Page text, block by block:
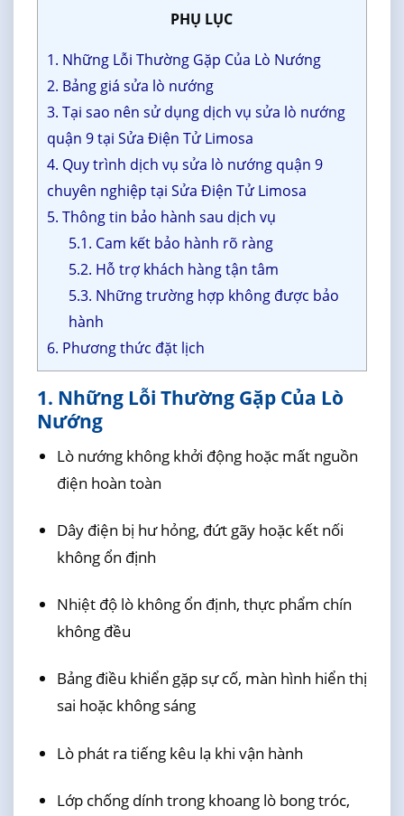
PHỤ LỤC
1. Những Lỗi Thường Gặp Của Lò Nướng
2. Bảng giá sửa lò nướng
3. Tại sao nên sử dụng dịch vụ sửa lò nướng
quận 9 tại Sửa Điện Tử Limosa
4. Quy trình dịch vụ sửa lò nướng quận 9
chuyên nghiệp tại Sửa Điện Tử Limosa
5. Thông tin bảo hành sau dịch vụ
5.1. Cam kết bảo hành rõ ràng
5.2. Hỗ trợ khách hàng tận tâm
5.3. Những trường hợp không được bảo
hành
6. Phương thức đặt lịch
1. Những Lỗi Thường Gặp Của Lò
Nướng
Lò nướng không khởi động hoặc mất nguồn
điện hoàn toàn
Dây điện bị hư hỏng, đứt gãy hoặc kết nối
không ổn định
Nhiệt độ lò không ổn định, thực phẩm chín
không đều
Bảng điều khiển gặp sự cố, màn hình hiển thị
sai hoặc không sáng
Lò phát ra tiếng kêu lạ khi vận hành
Lớp chống dính trong khoang lò bong tróc,